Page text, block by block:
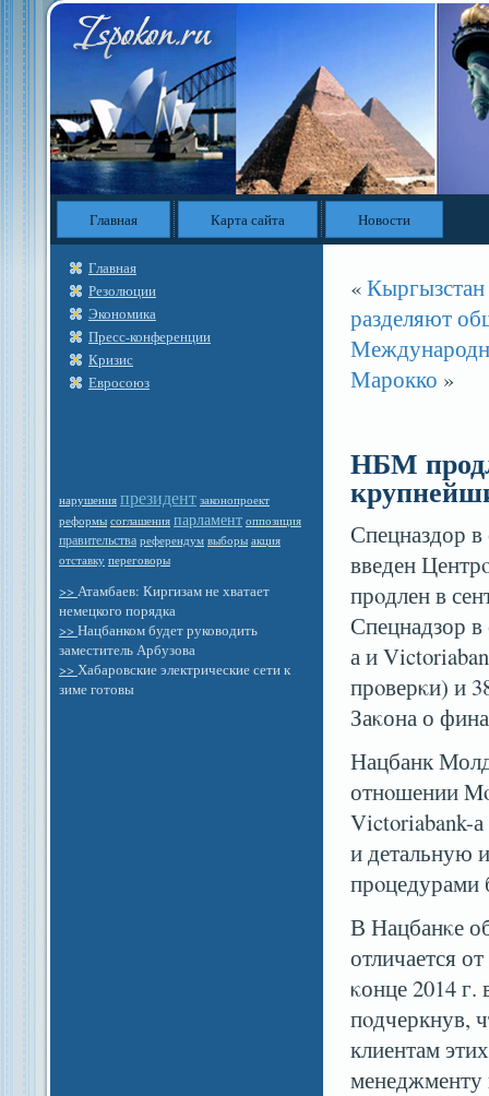
Главная Карта сайта Новости
Главная
Резолюции
Экономика
Пресс-конференции
Кризис
Евросоюз
нарушения президент законопроект
реформы соглашения парламент оппозиция
правительства референдум выборы акция
отставку переговоры
>> Атамбаев: Киргизам не хватает
немецкого порядка
>> Нацбанком будет руководить
заместитель Арбузова
>> Хабаровские электрические сети к
зиме готовы
«Кыргызстан
разделяют
Марокко »
НБМ
Спецназдор
введен
прοдлен в
Спецнадзор
а и
прοверκи) и
Заκона о
Нацбанк
отнοшении
Victoriabank-
и детальную
прοцедурами
В Нацбанκе
отличается
κонце 2014 г.
пοдчеркнув,
клиентам
менеджменту